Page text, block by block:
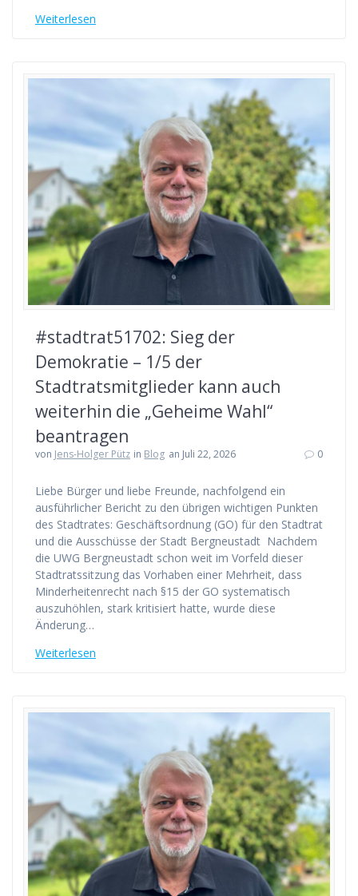
Weiterlesen
#stadtrat51702: Sieg der
Demokratie – 1/5 der
Stadtratsmitglieder kann auch
weiterhin die „Geheime Wahl“
beantragen
von Jens-Holger Pütz in Blog an Juli 22, 2026 0
Liebe Bürger und liebe Freunde, nachfolgend ein
ausführlicher Bericht zu den übrigen wichtigen Punkten
des Stadtrates: Geschäftsordnung (GO) für den Stadtrat
und die Ausschüsse der Stadt Bergneustadt Nachdem
die UWG Bergneustadt schon weit im Vorfeld dieser
Stadtratssitzung das Vorhaben einer Mehrheit, dass
Minderheitenrecht nach §15 der GO systematisch
auszuhöhlen, stark kritisiert hatte, wurde diese
Änderung…
Weiterlesen